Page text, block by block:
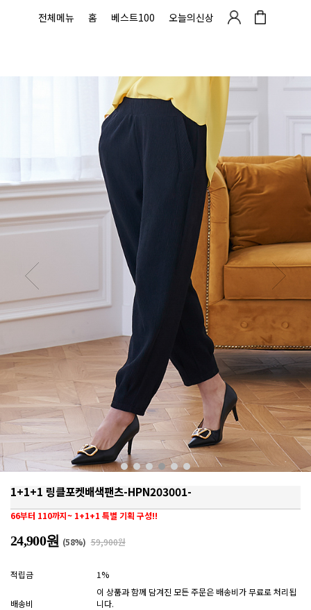
전체메뉴 홈 베스트100 오늘의신상
1+1+1 링클포켓배색팬츠-HPN203001-
66부터 110까지~ 1+1+1 특별 기획 구성!!
24,900원 (58%) 59,900원
적립금 1%
배송비
이 상품과 함께 담겨진 모든 주문은 배송비가 무료로 처리됩
니다.